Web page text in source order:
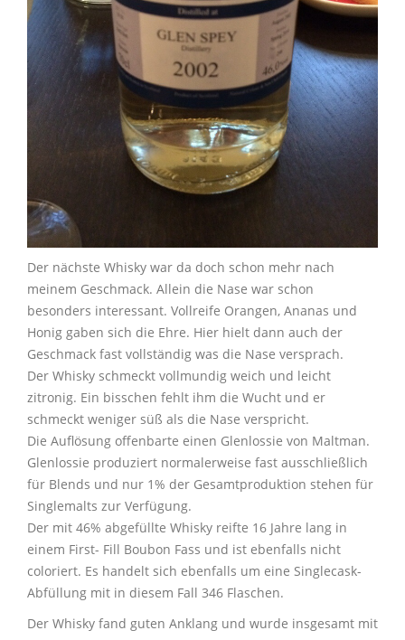
Der nächste Whisky war da doch schon mehr nach
meinem Geschmack. Allein die Nase war schon
besonders interessant. Vollreife Orangen, Ananas und
Honig gaben sich die Ehre. Hier hielt dann auch der
Geschmack fast vollständig was die Nase versprach.
Der Whisky schmeckt vollmundig weich und leicht
zitronig. Ein bisschen fehlt ihm die Wucht und er
schmeckt weniger süß als die Nase verspricht.
Die Auflösung offenbarte einen Glenlossie von Maltman.
Glenlossie produziert normalerweise fast ausschließlich
für Blends und nur 1% der Gesamtproduktion stehen für
Singlemalts zur Verfügung.
Der mit 46% abgefüllte Whisky reifte 16 Jahre lang in
einem First- Fill Boubon Fass und ist ebenfalls nicht
coloriert. Es handelt sich ebenfalls um eine Singlecask-
Abfüllung mit in diesem Fall 346 Flaschen.
Der Whisky fand guten Anklang und wurde insgesamt mit